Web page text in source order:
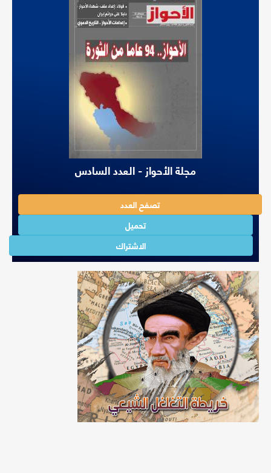
مجلة الأحواز - العدد السادس
تصفح العدد
تحميل
الاشتراك